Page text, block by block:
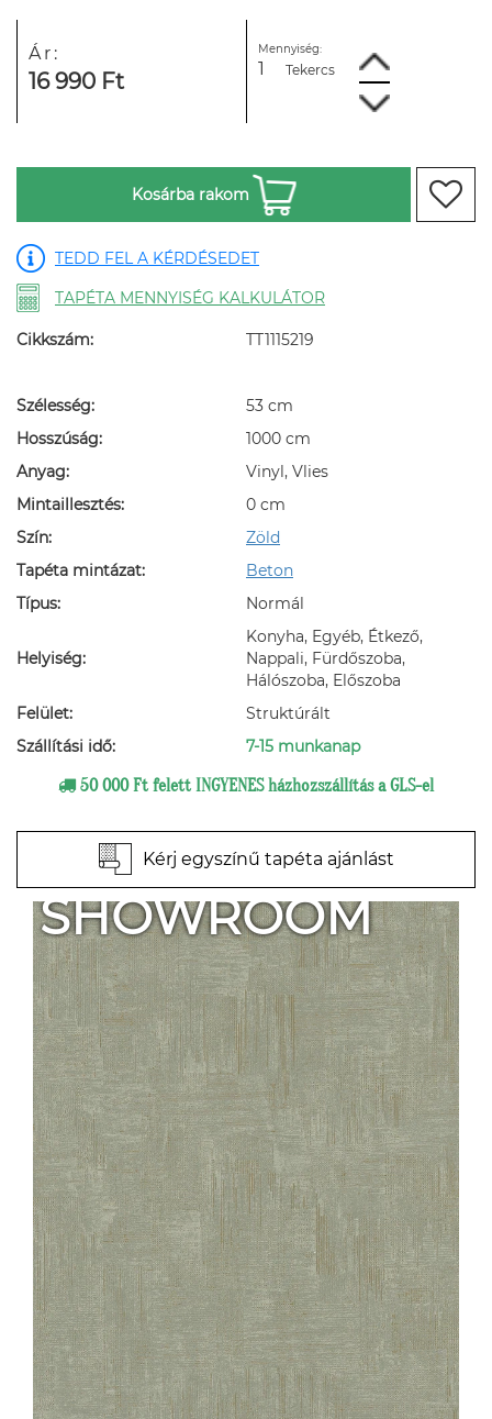
Ár:
16 990 Ft
Mennyiség:
Tekercs
Kosárba rakom
TEDD FEL A KÉRDÉSEDET
TAPÉTA MENNYISÉG KALKULÁTOR
Cikkszám: TT1115219
Szélesség:
53 cm
Hosszúság:
1000 cm
Anyag:
Vinyl, Vlies
Mintaillesztés:
0 cm
Szín:
Zöld
Tapéta mintázat:
Beton
Típus:
Normál
Helyiség:
Konyha, Egyéb, Étkező,
Nappali, Fürdőszoba,
Hálószoba, Előszoba
Felület:
Struktúrált
Szállítási idő:
7-15 munkanap
50 000 Ft felett INGYENES házhozszállítás a GLS-el
Kérj egyszínű tapéta ajánlást
SHOWROOM